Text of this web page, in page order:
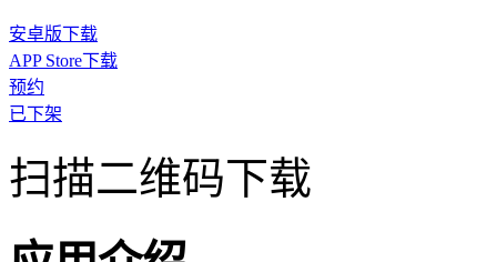
安卓版下载
APP Store下载
预约
已下架
扫描二维码下载